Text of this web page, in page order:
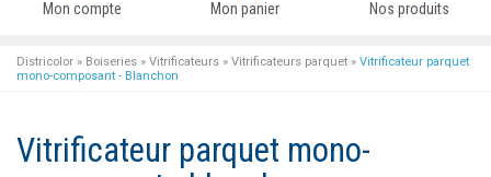
Mon compte Mon panier Nos produits
Districolor » Boiseries » Vitrificateurs » Vitrificateurs parquet » Vitrificateur parquet
mono-composant - Blanchon
Vitrificateur parquet mono-